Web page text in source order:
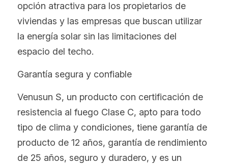
opción atractiva para los propietarios de
viviendas y las empresas que buscan utilizar
la energía solar sin las limitaciones del
espacio del techo.
Garantía segura y confiable
Venusun S, un producto con certificación de
resistencia al fuego Clase C, apto para todo
tipo de clima y condiciones, tiene garantía de
producto de 12 años, garantía de rendimiento
de 25 años, seguro y duradero, y es un